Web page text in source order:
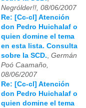
Negrólder!!, 08/06/2007
Re: [Cc-cl] Atención
don Pedro Huichalaf o
quien domine el tema
en esta lista. Consulta
sobre la SCD., Germán
Poó Caamaño,
08/06/2007
Re: [Cc-cl] Atención
don Pedro Huichalaf o
quien domine el tema